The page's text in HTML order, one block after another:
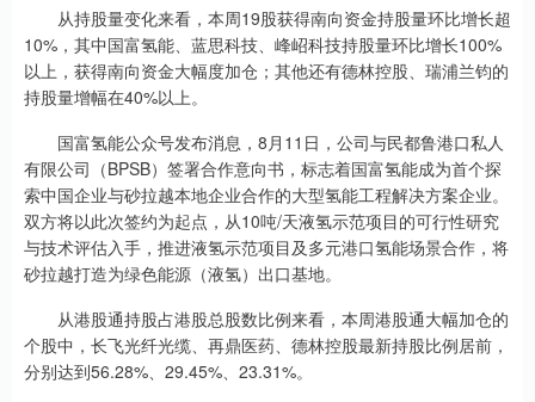
从持股量变化来看，本周19股获得南向资金持股量环比增长超
10%，其中国富氢能、蓝思科技、峰岹科技持股量环比增长100%
以上，获得南向资金大幅度加仓；其他还有德林控股、瑞浦兰钧的
持股量增幅在40%以上。
国富氢能公众号发布消息，8月11日，公司与民都鲁港口私人
有限公司（BPSB）签署合作意向书，标志着国富氢能成为首个探
索中国企业与砂拉越本地企业合作的大型氢能工程解决方案企业。
双方将以此次签约为起点，从10吨/天液氢示范项目的可行性研究
与技术评估入手，推进液氢示范项目及多元港口氢能场景合作，将
砂拉越打造为绿色能源（液氢）出口基地。
从港股通持股占港股总股数比例来看，本周港股通大幅加仓的
个股中，长飞光纤光缆、再鼎医药、德林控股最新持股比例居前，
分别达到56.28%、29.45%、23.31%。